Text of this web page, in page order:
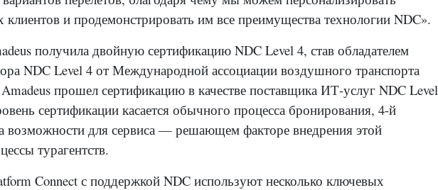
и продемонстрировать им все преимущества технологии NDC».
получила двойную сертификацию NDC Level 4, став обладателем
NDC Level 4 от Международной ассоциации воздушного транспорта
прошел сертификацию в качестве поставщика ИТ-услуг NDC Level
сертификации касается обычного процесса бронирования, 4-й
возможности для сервиса — решающем факторе внедрения этой
турагентств.
Connect с поддержкой NDC используют несколько ключевых